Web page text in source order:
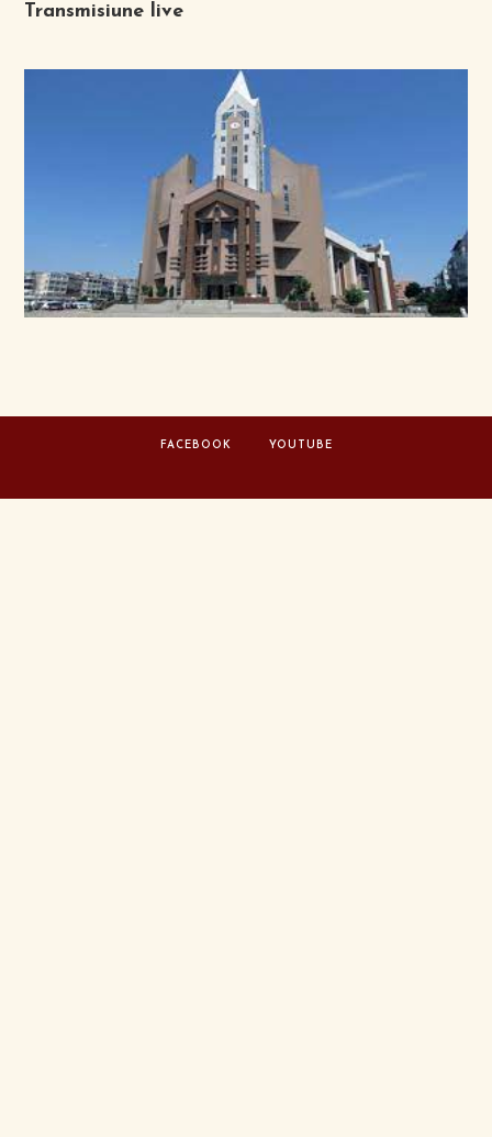
Transmisiune live
FACEBOOK YOUTUBE